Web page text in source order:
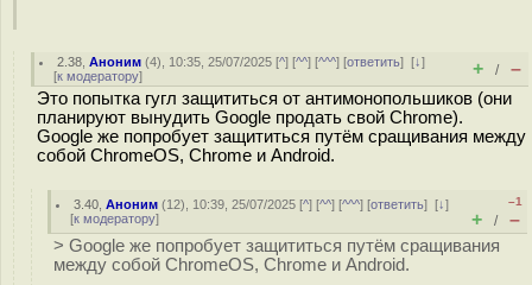
2.38 ,Аноним (4), 10:35, 25/07/2025 [^] [^^] [^^^] [ответить][↓]
[к модератору] + / –
Это попытка гугл защититься от антимонопольшиков (они
планируют вынудить Google продать свой Chrome).
Google же попробует защититься путём сращивания между
собой ChromeOS, Chrome и Android.
3.40 ,Аноним (12), 10:39, 25/07/2025 [^] [^^] [^^^] [ответить][↓]
[к модератору]
–1
+ / –
> Google же попробует защититься путём сращивания
между собой ChromeOS, Chrome и Android.